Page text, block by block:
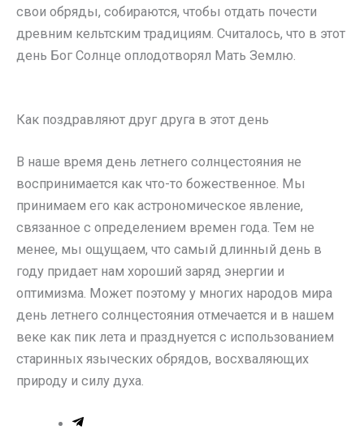
свои обряды, собираются, чтобы отдать почести
древним кельтским традициям. Считалось, что в этот
день Бог Солнце оплодотворял Мать Землю.
Как поздравляют друг друга в этот день
В наше время день летнего солнцестояния не
воспринимается как что-то божественное. Мы
принимаем его как астрономическое явление,
связанное с определением времен года. Тем не
менее, мы ощущаем, что самый длинный день в
году придает нам хороший заряд энергии и
оптимизма. Может поэтому у многих народов мира
день летнего солнцестояния отмечается и в нашем
веке как пик лета и празднуется с использованием
старинных языческих обрядов, восхваляющих
природу и силу духа.